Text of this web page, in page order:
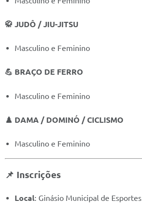
🥋 JUDÔ / JIU-JITSU
Masculino e Feminino
💪 BRAÇO DE FERRO
Masculino e Feminino
♟️ DAMA / DOMINÓ / CICLISMO
Masculino e Feminino
📌 Inscrições
Local: Ginásio Municipal de Esportes